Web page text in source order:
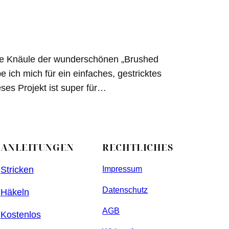
der wunderschönen „Brushed
ich mich für ein einfaches, gestricktes
Projekt ist super für…
ANLEITUNGEN
Stricken
Häkeln
Kostenlos
RECHTLICHES
Impressum
Datenschutz
AGB